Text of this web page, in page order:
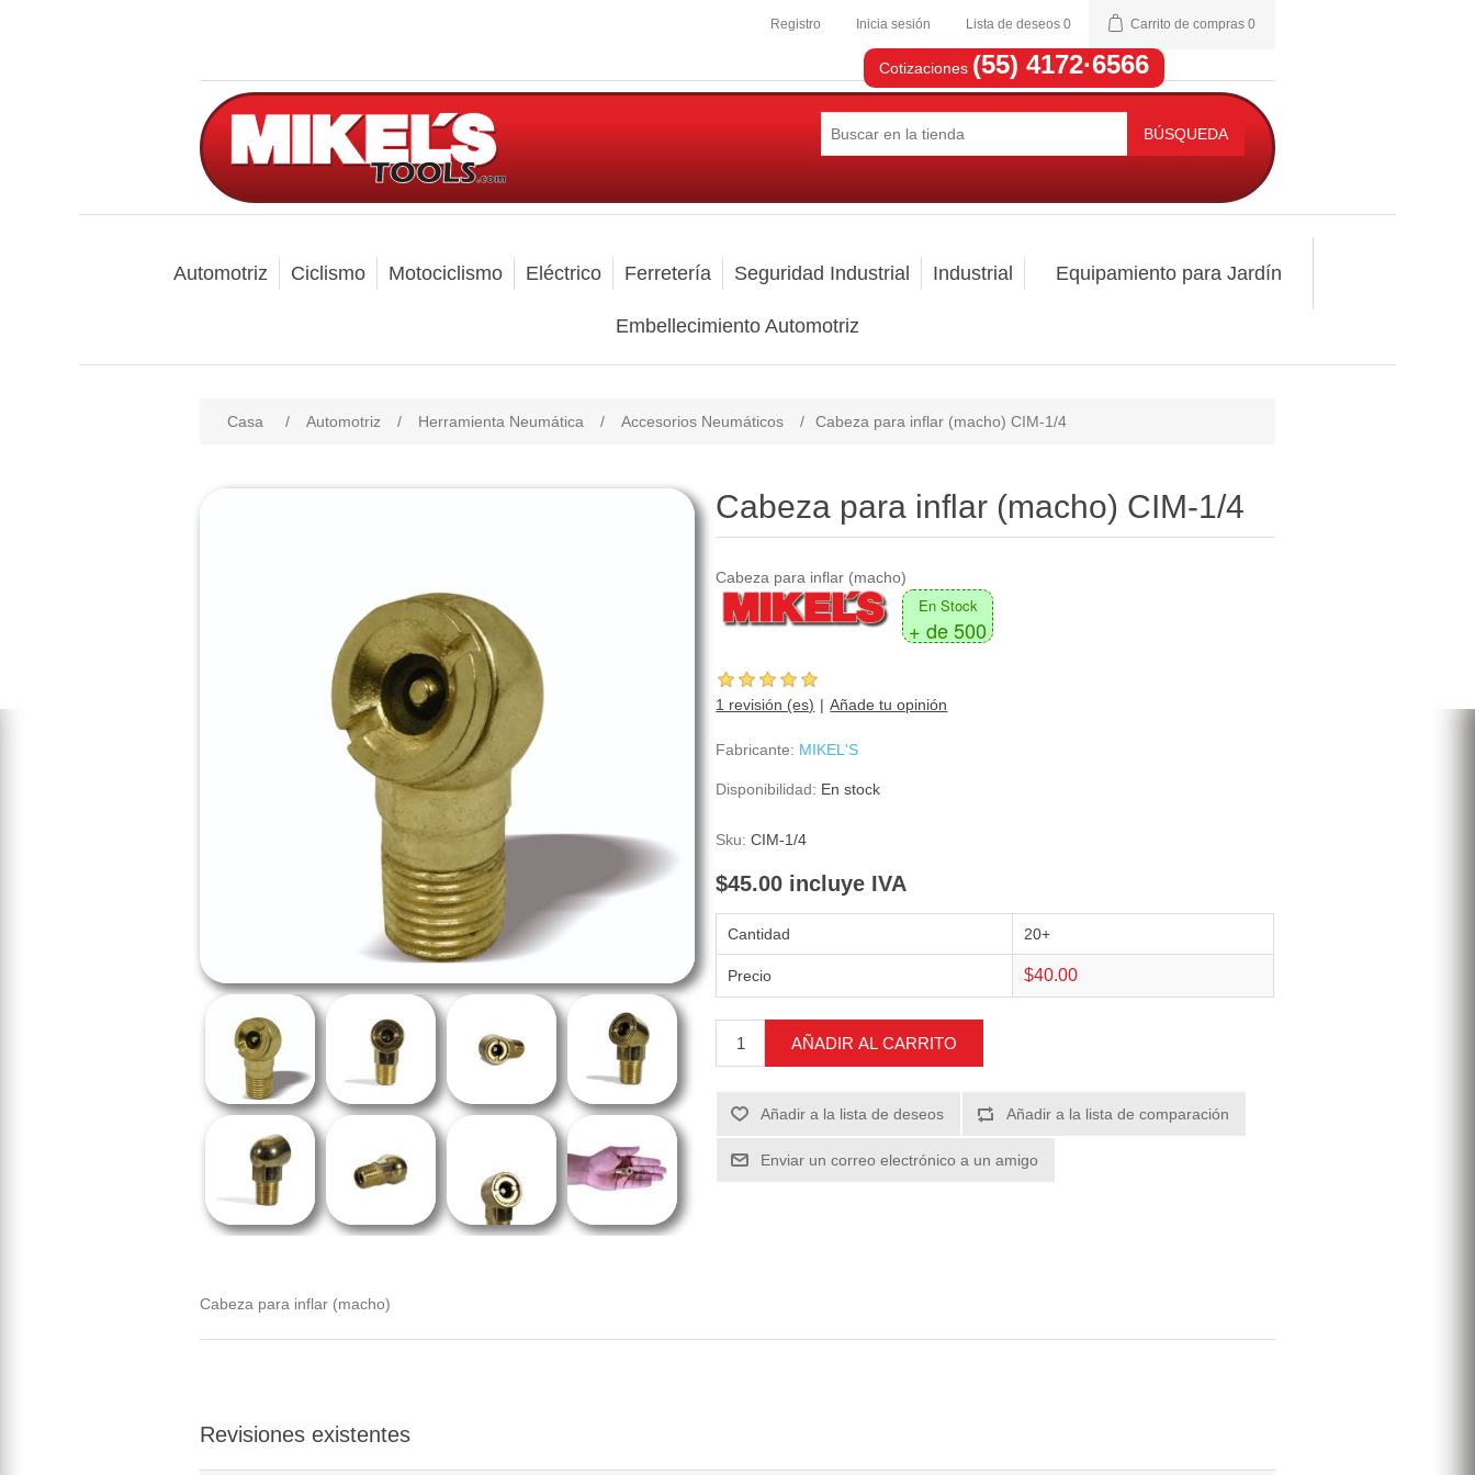
Registro Inicia sesión Lista de deseos 0 Carrito de compras 0
Cotizaciones (55) 4172·6566
BÚSQUEDA
Automotriz Ciclismo Motociclismo Eléctrico Ferretería Seguridad Industrial Industrial Equipamiento para Jardín
Embellecimiento Automotriz
Casa / Automotriz / Herramienta Neumática / Accesorios Neumáticos / Cabeza para inflar (macho) CIM-1/4
Cabeza para inflar (macho) CIM-1/4
Cabeza para inflar (macho)
En Stock
+ de 500
1 revisión (es) Añade tu opinión
Fabricante: MIKEL'S
Disponibilidad: En stock
Sku: CIM-1/4
$45.00 incluye IVA
Cantidad 20+
Precio $40.00
AÑADIR AL CARRITO
Añadir a la lista de deseos Añadir a la lista de comparación
Enviar un correo electrónico a un amigo
Cabeza para inflar (macho)
Revisiones existentes